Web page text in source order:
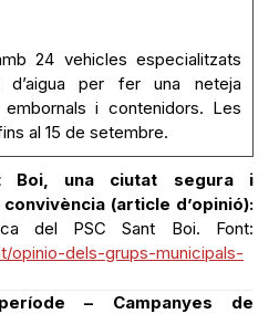
24 vehicles especialitzats
d’aigua per fer una neteja
i contenidors. Les
al 15 de setembre.
Boi, una ciutat segura i
(article d’opinió):
del PSC Sant Boi. Font:
opinio-dels-grups-municipals-
– Campanyes de